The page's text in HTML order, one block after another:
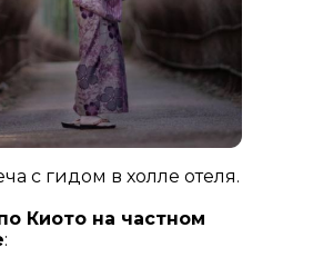
с гидом в холле отеля.
Киото на частном
: